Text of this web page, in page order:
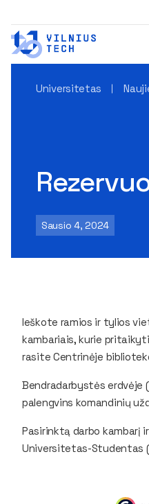
Universitetas
Sausio 4, 2024
Ieškote ramios ir tylios
kambariais, kurie
rasite Centrinėje
Bendradarbystės erdvėje
palengvins komandinių
Pasirinktą darbo kambarį
Universitetas-Studentas